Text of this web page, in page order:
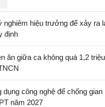
hiệu trưởng để xảy ra
định
ăn giữa ca không quá 1,2
công nghệ để chống gian
năm 2027